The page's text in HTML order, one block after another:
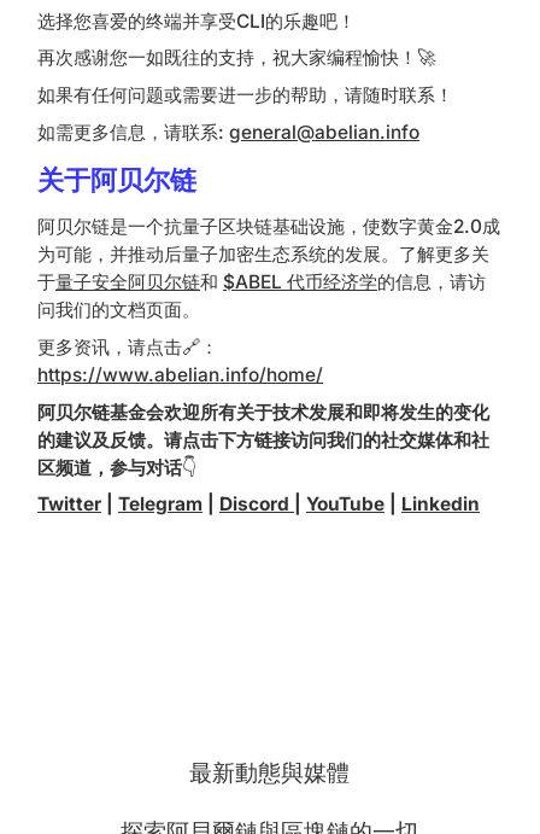
选择您喜爱的终端并享受CLI的乐趣吧！
再次感谢您一如既往的支持，祝大家编程愉快！🚀
如果有任何问题或需要进一步的帮助，请随时联系！
如需更多信息，请联系: general@abelian.info
关于阿贝尔链
阿贝尔链是一个抗量子区块链基础设施，使数字黄金2.0成
为可能，并推动后量子加密生态系统的发展。了解更多关
于量子安全阿贝尔链和 $ABEL 代币经济学的信息，请访
问我们的文档页面。
更多资讯，请点击🔗：
https://www.abelian.info/home/
阿贝尔链基金会欢迎所有关于技术发展和即将发生的变化
的建议及反馈。请点击下方链接访问我们的社交媒体和社
区频道，参与对话👇
Twitter| Telegram| Discord YouTube| Linkedin
最新動態與媒體